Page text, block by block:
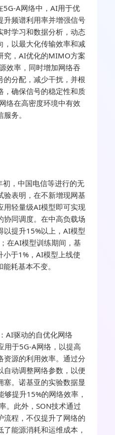
5G-A网络中，AI用于优
频谱利用率并增强信号
时学习和数据分析，动态
，以最大化传输效率和减
究，AI优化的MIMO方案
效率，同时增加网络吞
的分配，减少干扰，并根
，确保信号的稳定性和质
络在高密度环境中有效
务。
初，中国电信等进行的无
验表明，在不新增现网基
用轻量级AI模型即可实现
协同调度。在中高负载场
以提升15%以上，AI模型
在AI模型训练期间，基
小于1%，AI模型上线使
耗基本不变。
：AI驱动的自优化网络
用于5G-A网络，以提高
资源的利用效率。通过分
自动调整网络参数，以便
塞。诺基亚的实验数据显
提升15%的网络效率，
。此外，SON技术通过
流程，不仅提升了网络的
能源消耗和运维成本，